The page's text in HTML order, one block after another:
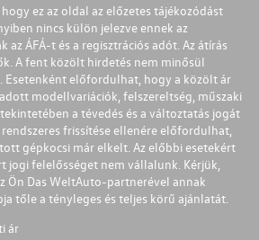
ez az oldal az előzetes tájékozódást
nincs külön jelezve ennek az
az ÁFÁ-t és a regisztrációs adót. Az átírás
A fent közölt hirdetés nem minősül
Esetenként előfordulhat, hogy a közölt ár
modellvariációk, felszereltség, műszaki
a tévedés és a változtatás jogát
frissítése ellenére előfordulhat,
gépkocsi már elkelt. Az előbbi esetekért
jogi felelősséget nem vállalunk. Kérjük,
Ön Das WeltAuto-partnerével annak
tőle a tényleges és teljes körű ajánlatát.
ár